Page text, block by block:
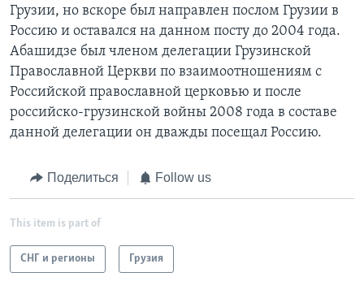
Грузии, но вскоре был направлен послом Грузии в
Россию и оставался на данном посту до 2004 года.
Абашидзе был членом делегации Грузинской
Православной Церкви по взаимоотношениям с
Российской православной церковью и после
российско-грузинской войны 2008 года в составе
данной делегации он дважды посещал Россию.
Поделиться Follow us
This item is part of
СНГ и регионы Грузия